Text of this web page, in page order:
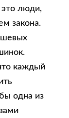
это люди,
закона.
каждый
одна из